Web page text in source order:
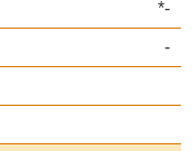
*-
-